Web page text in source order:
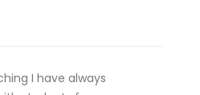
I have always